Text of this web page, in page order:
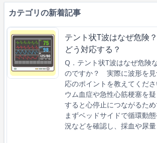
カテゴリの新着記事
テント状T波はなぜ危険
どう対応する？
Q．テント状T波はなぜ危険
のですか？ 実際に波形を見
応のポイントを教えてくだ
ウム血症や急性心筋梗塞を
すると心停止につながるた
まずベッドサイドで循環動
況などを確認し、採血や尿量